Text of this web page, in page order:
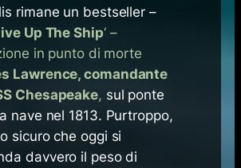
rimane un bestseller –
Up The Ship‘ –
in punto di morte
Lawrence, comandante
Chesapeake, sul ponte
nave nel 1813. Purtroppo,
sicuro che oggi si
davvero il peso di